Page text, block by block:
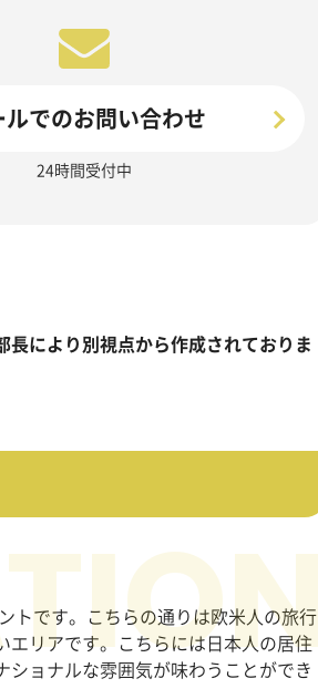
ルでのお問い合わせ
24時間受付中
により別視点から作成されておりま
トです。こちらの通りは欧米人の旅行
エリアです。こちらには日本人の居住
ョナルな雰囲気が味わうことができ